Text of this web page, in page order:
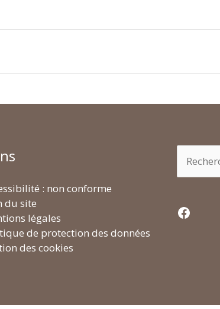
: non conforme
du site
légales
de protection des données
des cookies